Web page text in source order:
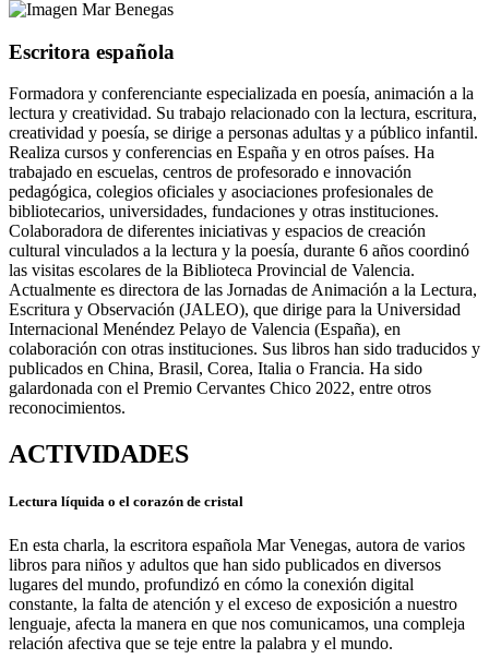
Escritora española
Formadora y conferenciante especializada en poesía, animación a la
lectura y creatividad. Su trabajo relacionado con la lectura, escritura,
creatividad y poesía, se dirige a personas adultas y a público infantil.
Realiza cursos y conferencias en España y en otros países. Ha
trabajado en escuelas, centros de profesorado e innovación
pedagógica, colegios oficiales y asociaciones profesionales de
bibliotecarios, universidades, fundaciones y otras instituciones.
Colaboradora de diferentes iniciativas y espacios de creación
cultural vinculados a la lectura y la poesía, durante 6 años coordinó
las visitas escolares de la Biblioteca Provincial de Valencia.
Actualmente es directora de las Jornadas de Animación a la Lectura,
Escritura y Observación (JALEO), que dirige para la Universidad
Internacional Menéndez Pelayo de Valencia (España), en
colaboración con otras instituciones. Sus libros han sido traducidos y
publicados en China, Brasil, Corea, Italia o Francia. Ha sido
galardonada con el Premio Cervantes Chico 2022, entre otros
reconocimientos.
ACTIVIDADES
Lectura líquida o el corazón de cristal
En esta charla, la escritora española Mar Venegas, autora de varios
libros para niños y adultos que han sido publicados en diversos
lugares del mundo, profundizó en cómo la conexión digital
constante, la falta de atención y el exceso de exposición a nuestro
lenguaje, afecta la manera en que nos comunicamos, una compleja
relación afectiva que se teje entre la palabra y el mundo.